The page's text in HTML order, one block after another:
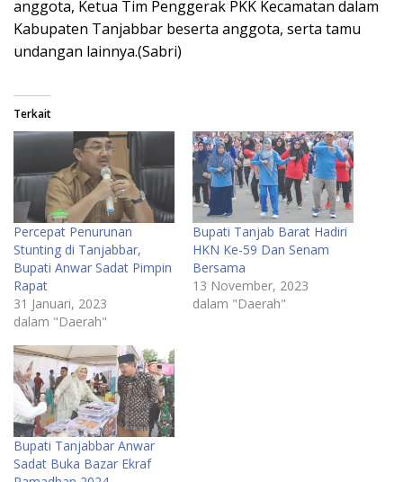
anggota, Ketua Tim Penggerak PKK Kecamatan dalam
Kabupaten Tanjabbar beserta anggota, serta tamu
undangan lainnya.(Sabri)
Terkait
Percepat Penurunan
Stunting di Tanjabbar,
Bupati Anwar Sadat Pimpin
Rapat
31 Januari, 2023
dalam "Daerah"
Bupati Tanjab Barat Hadiri
HKN Ke-59 Dan Senam
Bersama
13 November, 2023
dalam "Daerah"
Bupati Tanjabbar Anwar
Sadat Buka Bazar Ekraf